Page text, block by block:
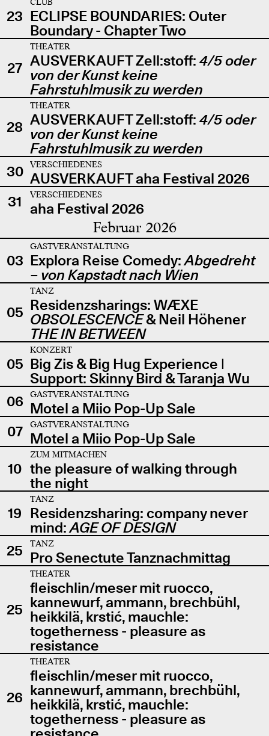
23 ECLIPSE BOUNDARIES: Outer
Boundary - Chapter Two
27
THEATER
AUSVERKAUFT Zell:stoff: 4/5 oder
von der Kunst keine
Fahrstuhlmusik zu werden
28
THEATER
AUSVERKAUFT Zell:stoff: 4/5 oder
von der Kunst keine
Fahrstuhlmusik zu werden
30
VERSCHIEDENES
AUSVERKAUFT aha Festival 2026
31
VERSCHIEDENES
aha Festival 2026
Februar 2026
03
GASTVERANSTALTUNG
Explora Reise Comedy:Abgedreht
– von Kapstadt nach Wien
05
TANZ
Residenzsharings: WÆXE
OBSOLESCENCE& Neil Höhener
THE IN BETWEEN
05
KONZERT
Big Zis & Big Hug Experience |
Support: Skinny Bird & Taranja Wu
06
GASTVERANSTALTUNG
Motel a Miio Pop-Up Sale
07
GASTVERANSTALTUNG
Motel a Miio Pop-Up Sale
10
ZUM MITMACHEN
the pleasure of walking through
the night
19
TANZ
Residenzsharing: company never
mind:AGE OF DESIGN
25
TANZ
Pro Senectute Tanznachmittag
25
THEATER
fleischlin/meser mit ruocco,
kannewurf, ammann, brechbühl,
heikkilä, krstić, mauchle:
togetherness - pleasure as
resistance
26
THEATER
fleischlin/meser mit ruocco,
kannewurf, ammann, brechbühl,
heikkilä, krstić, mauchle:
togetherness - pleasure as